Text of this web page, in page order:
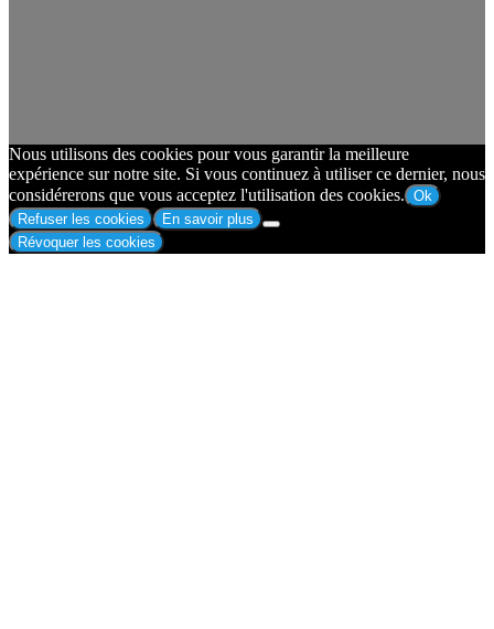
Nous utilisons des cookies pour vous garantir la meilleure
expérience sur notre site. Si vous continuez à utiliser ce dernier, nous
considérerons que vous acceptez l'utilisation des cookies. Ok
Refuser les cookies
En savoir plus
Révoquer les cookies